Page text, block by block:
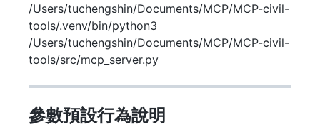
/Users/tuchengshin/Documents/MCP/MCP-civil-
tools/.venv/bin/python3
/Users/tuchengshin/Documents/MCP/MCP-civil-
tools/src/mcp_server.py
參數預設行為說明